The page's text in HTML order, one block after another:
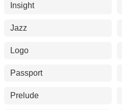
Insight
Jazz
Logo
Passport
Prelude